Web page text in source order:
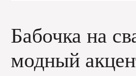
Бабочка на
модный